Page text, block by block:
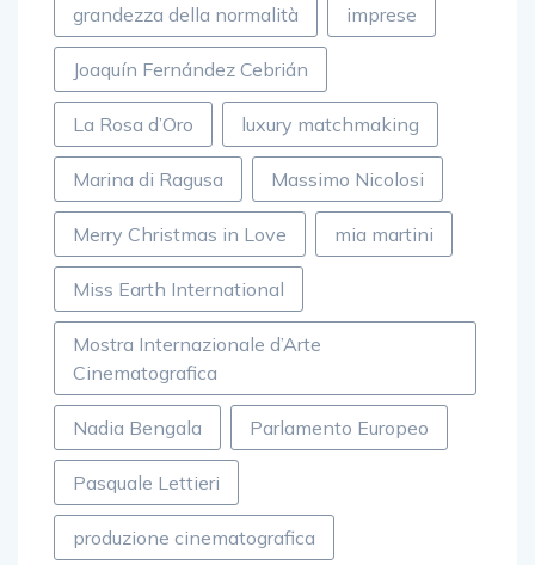
grandezza della normalità imprese
Joaquín Fernández Cebrián
La Rosa d’Oro luxury matchmaking
Marina di Ragusa Massimo Nicolosi
Merry Christmas in Love mia martini
Miss Earth International
Mostra Internazionale d’Arte
Cinematografica
Nadia Bengala Parlamento Europeo
Pasquale Lettieri
produzione cinematografica